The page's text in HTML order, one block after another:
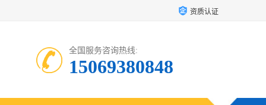
资质认证
全国服务咨询热线:
15069380848